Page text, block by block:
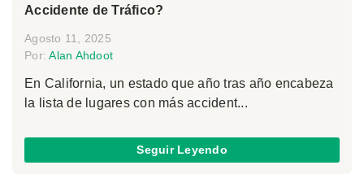
Accidente de Tráfico?
Agosto 11, 2025
Por:Alan Ahdoot
En California, un estado que año tras año encabeza
la lista de lugares con más accident...
Seguir Leyendo